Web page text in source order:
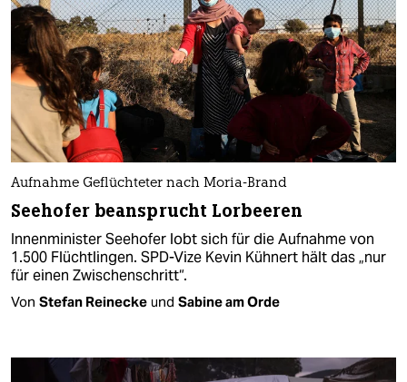
Aufnahme Geflüchteter nach Moria-Brand
Seehofer beansprucht Lorbeeren
Innenminister Seehofer lobt sich für die Aufnahme von
1.500 Flücht­lingen. SPD-Vize Kevin Kühnert hält das „nur
für einen Zwischenschritt“.
Von Stefan Reinecke und Sabine am Orde